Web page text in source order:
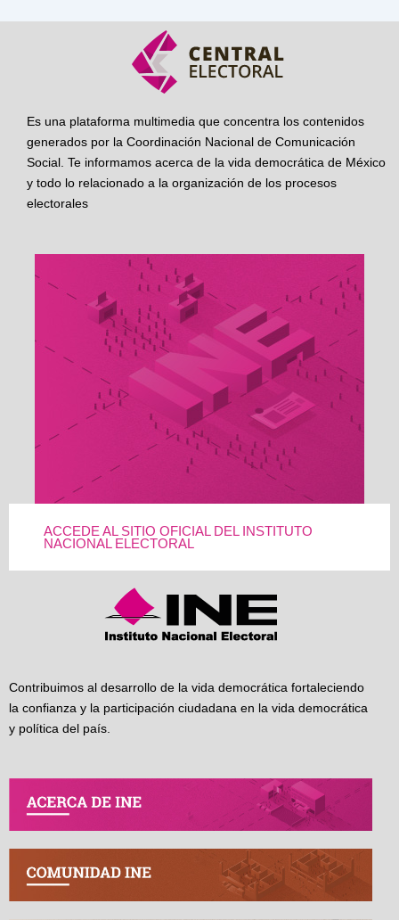
Es una plataforma multimedia que concentra los contenidos
generados por la Coordinación Nacional de Comunicación
Social. Te informamos acerca de la vida democrática de México
y todo lo relacionado a la organización de los procesos
electorales
ACCEDE AL SITIO OFICIAL DEL INSTITUTO
NACIONAL ELECTORAL
Contribuimos al desarrollo de la vida democrática fortaleciendo
la confianza y la participación ciudadana en la vida democrática
y política del país.